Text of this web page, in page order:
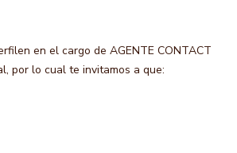
en el cargo de AGENTE CONTACT
por lo cual te invitamos a que: